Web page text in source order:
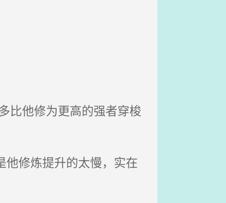
比他修为更高的强者穿梭
修炼提升的太慢，实在